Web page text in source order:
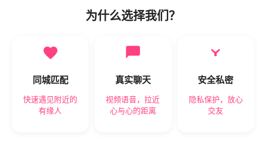
为什么选择我们？
同城匹配
快速遇见附近的
有缘人
真实聊天
视频语音，拉近
心与心的距离
安全私密
隐私保护，放心
交友